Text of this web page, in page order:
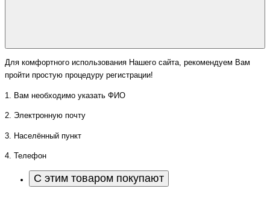
Для комфортного использования Нашего сайта, рекомендуем Вам
пройти простую процедуру регистрации!
1. Вам необходимо указать ФИО
2. Электронную почту
3. Населённый пункт
4. Телефон
С этим товаром покупают